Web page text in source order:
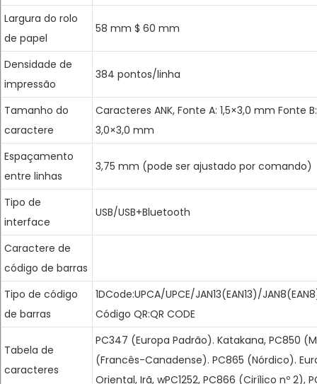
Largura do rolo
de papel
58 mm $ 60 mm
Densidade de
impressão
384 pontos/linha
Tamanho do
caractere
Caracteres ANK, Fonte A: 1,5×3,0 mm Fonte
3,0×3,0 mm
Espaçamento
entre linhas
3,75 mm (pode ser ajustado por comando)
Tipo de
interface
USB/USB+Bluetooth
Caractere de
código de barras
Tipo de código
de barras
1DCode:UPCA/UPCE/JAN13(EAN13)/
Código QR:QR CODE
Tabela de
caracteres
PC347 (Europa Padrão). Katakana, PC850
(Francês-Canadense). PC865 (Nórdico).
Oriental, Irã, wPC1252, PC866 (Cirílico nº 2),